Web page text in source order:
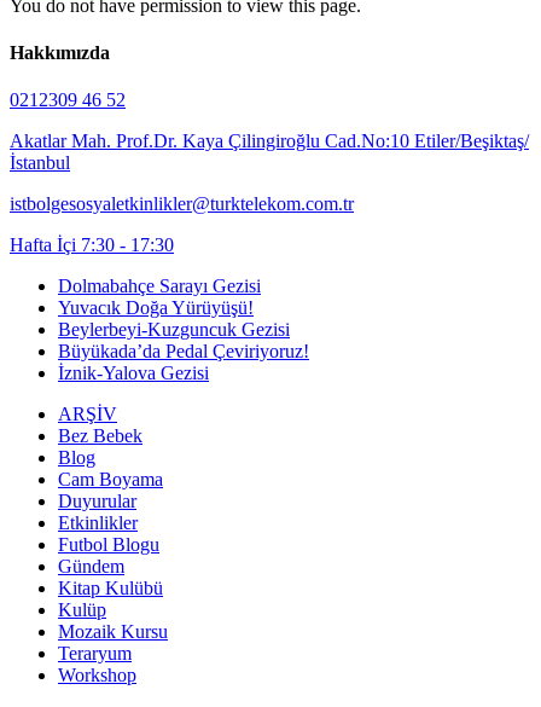
You do not have permission to view this page.
Hakkımızda
0212309 46 52
Akatlar Mah. Prof.Dr. Kaya Çilingiroğlu Cad.No:10 Etiler/Beşiktaş/
İstanbul
istbolgesosyaletkinlikler@turktelekom.com.tr
Hafta İçi 7:30 - 17:30
Dolmabahçe Sarayı Gezisi
Yuvacık Doğa Yürüyüşü!
Beylerbeyi-Kuzguncuk Gezisi
Büyükada’da Pedal Çeviriyoruz!
İznik-Yalova Gezisi
ARŞİV
Bez Bebek
Blog
Cam Boyama
Duyurular
Etkinlikler
Futbol Blogu
Gündem
Kitap Kulübü
Kulüp
Mozaik Kursu
Teraryum
Workshop